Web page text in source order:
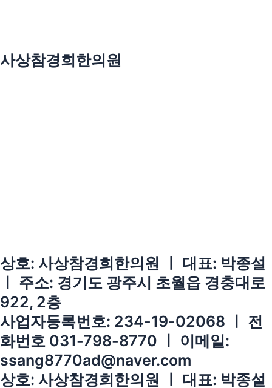
사상참경희한의원
상호: 사상참경희한의원 ㅣ 대표: 박종설
ㅣ 주소: 경기도 광주시 초월읍 경충대로
922, 2층
사업자등록번호: 234-19-02068 ㅣ 전
화번호 031-798-8770 ㅣ 이메일:
ssang8770ad@naver.com
상호: 사상참경희한의원 ㅣ 대표: 박종설